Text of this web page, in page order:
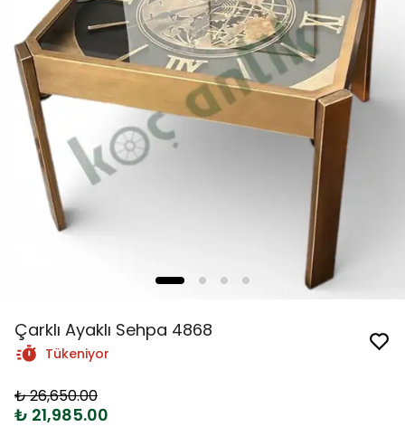
Çarklı Ayaklı Sehpa 4868
Tükeniyor
₺ 26,650.00
₺ 21,985.00